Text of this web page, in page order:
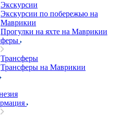
Экскурсии
Экскурсии по побережью на
Маврикии
Прогулки на яхте на Маврикии
Трансферы
Трансферы на Маврикии